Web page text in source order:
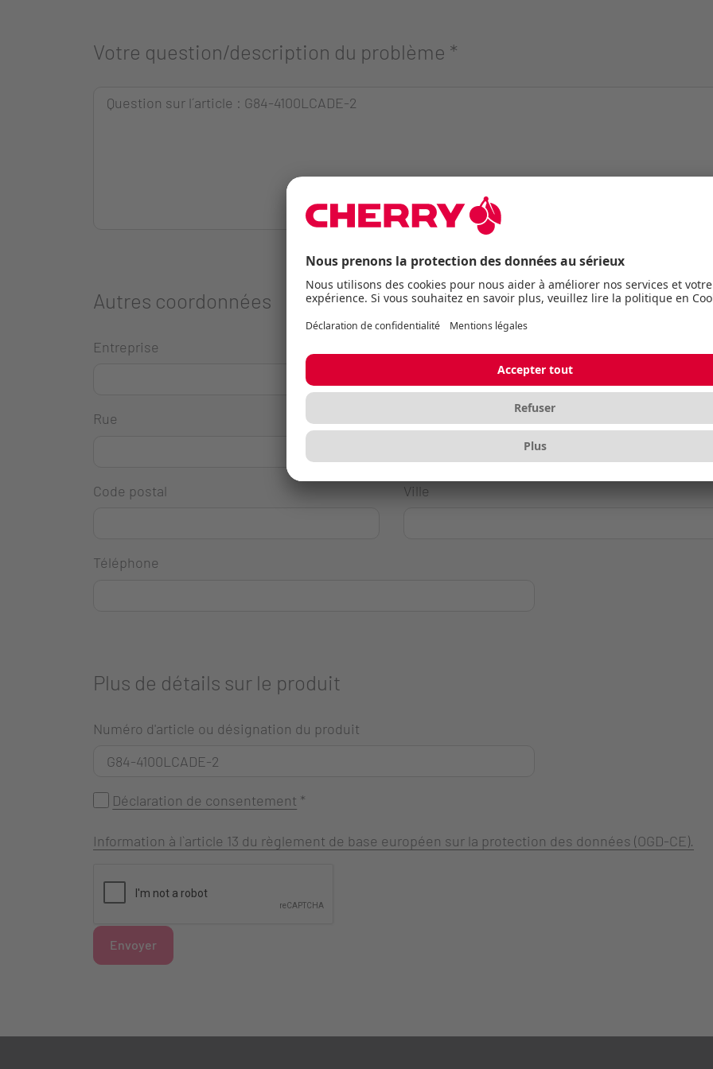
Votre question/description du problème *
Autres coordonnées
Entreprise
Rue
Code postal Ville
Téléphone
Plus de détails sur le produit
Numéro d'article ou désignation du produit
Déclaration de consentement *
Information à l`article 13 du règlement de base européen sur la protection des données (OGD-CE).
Envoyer